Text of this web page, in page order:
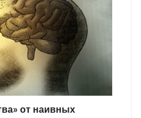
от наивных